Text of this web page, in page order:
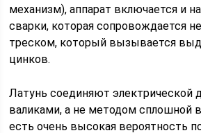
механизм), аппарат включается и
сварки, которая сопровождается
треском, который вызывается
цинков.
Латунь соединяют электрической
валиками, а не методом сплошной
есть очень высокая вероятность